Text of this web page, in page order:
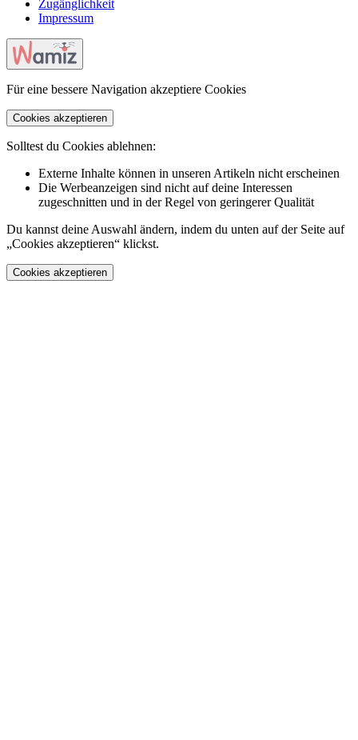
Zugänglichkeit
Impressum
Für eine bessere Navigation akzeptiere Cookies
Cookies akzeptieren
Solltest du Cookies ablehnen:
Externe Inhalte können in unseren Artikeln nicht erscheinen
Die Werbeanzeigen sind nicht auf deine Interessen
zugeschnitten und in der Regel von geringerer Qualität
Du kannst deine Auswahl ändern, indem du unten auf der Seite auf
„Cookies akzeptieren“ klickst.
Cookies akzeptieren